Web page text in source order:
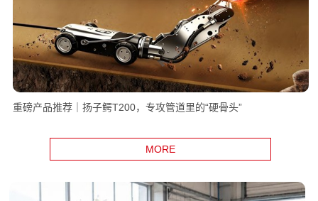
重磅产品推荐｜扬子鳄T200，专攻管道里的“硬骨头”
MORE